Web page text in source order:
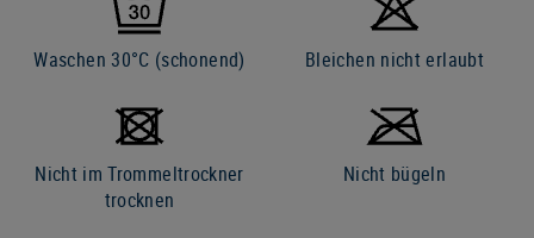
Waschen 30°C (schonend) Bleichen nicht erlaubt
Nicht im Trommeltrockner
trocknen
Nicht bügeln